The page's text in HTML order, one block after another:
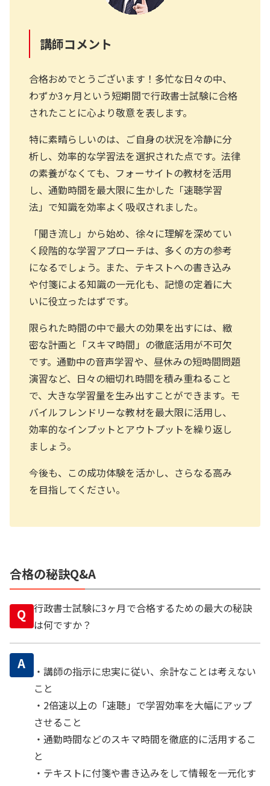
講師コメント
合格おめでとうございます！多忙な日々の中、
わずか3ヶ月という短期間で行政書士試験に合格
されたことに心より敬意を表します。
特に素晴らしいのは、ご自身の状況を冷静に分
析し、効率的な学習法を選択された点です。法律
の素養がなくても、フォーサイトの教材を活用
し、通勤時間を最大限に生かした「速聴学習
法」で知識を効率よく吸収されました。
「聞き流し」から始め、徐々に理解を深めてい
く段階的な学習アプローチは、多くの方の参考
になるでしょう。また、テキストへの書き込み
や付箋による知識の一元化も、記憶の定着に大
いに役立ったはずです。
限られた時間の中で最大の効果を出すには、緻
密な計画と「スキマ時間」の徹底活用が不可欠
です。通勤中の音声学習や、昼休みの短時間問題
演習など、日々の細切れ時間を積み重ねること
で、大きな学習量を生み出すことができます。モ
バイルフレンドリーな教材を最大限に活用し、
効率的なインプットとアウトプットを繰り返し
ましょう。
今後も、この成功体験を活かし、さらなる高み
を目指してください。
合格の秘訣Q&A
Q 行政書士試験に3ヶ月で合格するための最大の秘訣
は何ですか？
A
・講師の指示に忠実に従い、余計なことは考えない
こと
・2倍速以上の「速聴」で学習効率を大幅にアップ
させること
・通勤時間などのスキマ時間を徹底的に活用するこ
と
・テキストに付箋や書き込みをして情報を一元化す